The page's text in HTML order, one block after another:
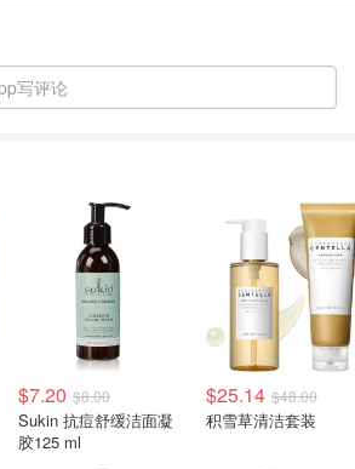
写评论
$7.20 $8.00
Sukin 抗痘舒缓洁面凝
胶125 ml
$25.14 $48.00
积雪草清洁套装